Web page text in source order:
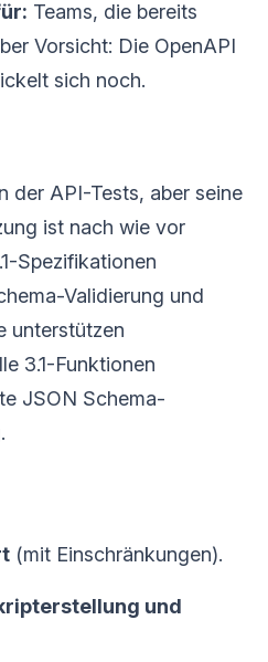
Teams, die bereits
Vorsicht: Die OpenAPI
sich noch.
der API-Tests, aber seine
ist nach wie vor
Spezifikationen
Validierung und
unterstützen
3.1-Funktionen
JSON Schema-
(mit Einschränkungen).
und